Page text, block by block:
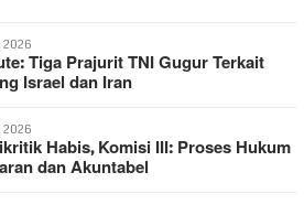
2026
Tiga Prajurit TNI Gugur Terkait
Israel dan Iran
2026
Habis, Komisi III: Proses Hukum
dan Akuntabel